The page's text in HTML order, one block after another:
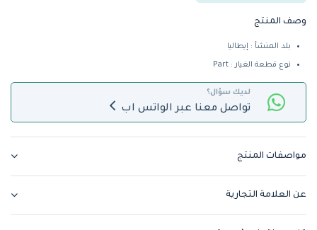
وصف المنتج
بلد المنشأ : إيطاليا
نوع قطعة الغيار : Part
لديك سؤال؟
تواصل معنا عبر الواتس اب
مواصفات المنتج
عن العلامة التجارية